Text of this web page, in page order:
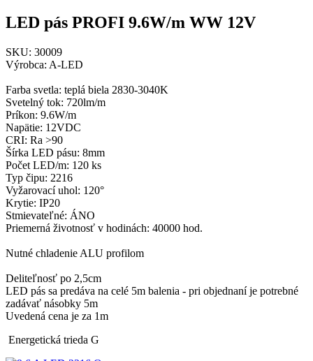
LED pás PROFI 9.6W/m WW 12V
SKU: 30009
Výrobca: A-LED
Farba svetla: teplá biela 2830-3040K
Svetelný tok: 720lm/m
Príkon: 9.6W/m
Napätie: 12VDC
CRI: Ra >90
Šírka LED pásu: 8mm
Počet LED/m: 120 ks
Typ čipu: 2216
Vyžarovací uhol: 120°
Krytie: IP20
Stmievateľné: ÁNO
Priemerná životnosť v hodinách: 40000 hod.
Nutné chladenie ALU profilom
Deliteľnosť po 2,5cm
LED pás sa predáva na celé 5m balenia - pri objednaní je potrebné
zadávať násobky 5m
Uvedená cena je za 1m
Energetická trieda G